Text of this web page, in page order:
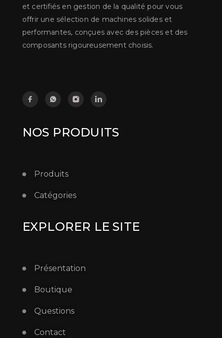
et certifiés en gestion de la qualité pour vous
offrir une sélection de machines solides et
performantes, conçues avec des pièces et des
composants rigoureusement choisis.
NOS PRODUITS
Produits
Catégories
EXPLORER LE SITE
Présentation
Boutique
Questions
Contact